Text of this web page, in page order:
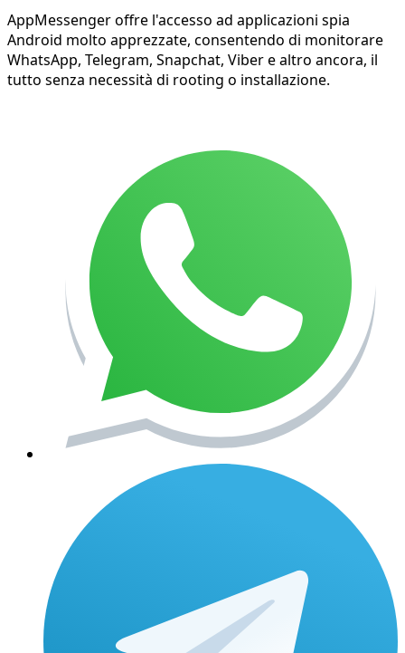
AppMessenger offre l'accesso ad applicazioni spia
Android molto apprezzate, consentendo di monitorare
WhatsApp, Telegram, Snapchat, Viber e altro ancora, il
tutto senza necessità di rooting o installazione.